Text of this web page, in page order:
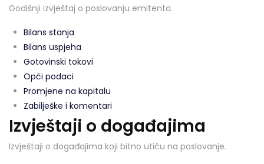
Godišnji izvještaj o poslovanju emitenta.
Bilans stanja
Bilans uspjeha
Gotovinski tokovi
Opći podaci
Promjene na kapitalu
Zabilješke i komentari
Izvještaji o događajima
Izvještaji o događajima koji bitno utiču na poslovanje.